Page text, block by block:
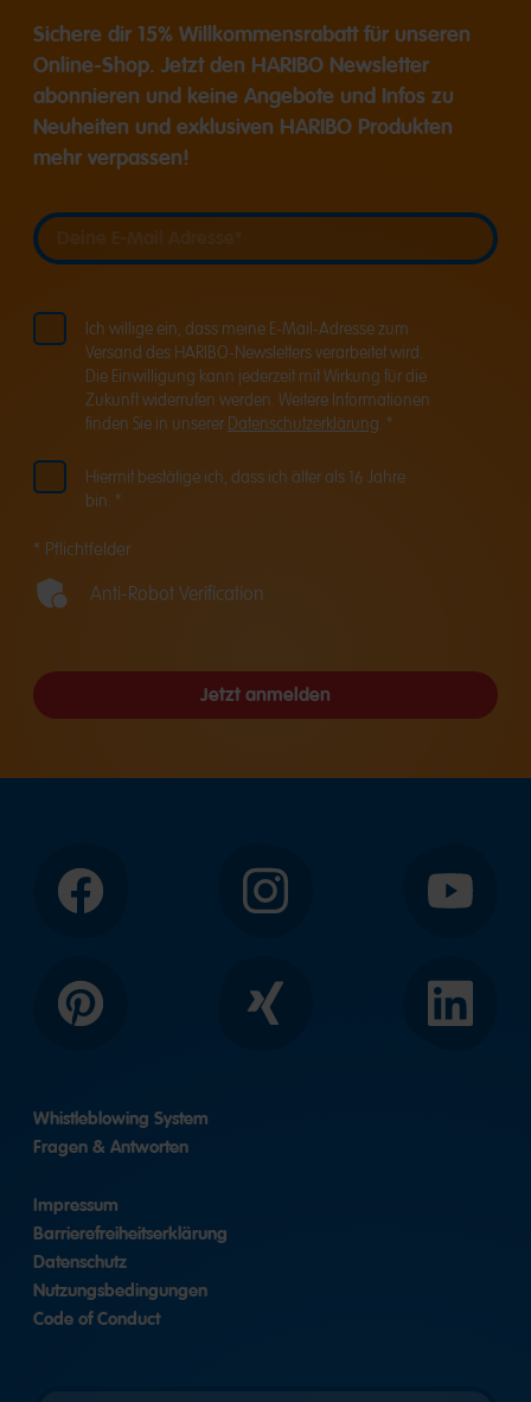
Sichere dir 15% Willkommensrabatt für unseren
Online-Shop. Jetzt den HARIBO Newsletter
abonnieren und keine Angebote und Infos zu
Neuheiten und exklusiven HARIBO Produkten
mehr verpassen!
Ich willige ein, dass meine E-Mail-Adresse zum
Versand des HARIBO-Newsletters verarbeitet wird.
Die Einwilligung kann jederzeit mit Wirkung für die
Zukunft widerrufen werden. Weitere Informationen
finden Sie in unserer Datenschutzerklärung. *
Hiermit bestätige ich, dass ich älter als 16 Jahre
bin. *
* Pflichtfelder
Anti-Robot Verification
Jetzt anmelden
Facebook Instagram YouTube
Pinterest Xing LinkedIn
Whistleblowing System
Fragen & Antworten
Impressum
Barrierefreiheitserklärung
Datenschutz
Nutzungsbedingungen
Code of Conduct